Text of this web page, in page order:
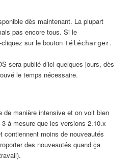
dès maintenant. La plupart
pas encore tous. Si le
cliquez sur le boutonTélécharger.
sera publié d’ici quelques jours, dès
le temps nécessaire.
de manière intensive et on voit bien
à mesure que les versions 2.10.x
contiennent moins de nouveautés
des nouveautés quand ça